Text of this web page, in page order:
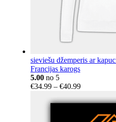
sieviešu džemperis ar
Francijas karogs
5.00 no 5
€34.99 – €40.99Price
€34.99
through